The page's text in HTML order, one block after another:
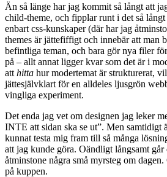
Än så länge har jag kommit så långt att
child-theme, och fipplar runt i det så
enbart css-kunskaper (där har jag
themes är jättefiffigt och innebär att man
befintliga teman, och bara gör nya filer
på – allt annat ligger kvar som det är i
att hitta hur modertemat är strukturerat,
jättesjälvklart för en alldeles ljusgrön
vingliga experiment.
Det enda jag vet om designen jag leker
INTE att sidan ska se ut”. Men samtidigt
kunnat testa mig fram till så många
att jag kunde göra. Oändligt långsamt går
åtminstone några små myrsteg om
på kuppen.